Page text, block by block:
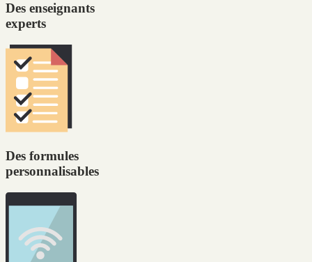
Des enseignants
experts
Des formules
personnalisables